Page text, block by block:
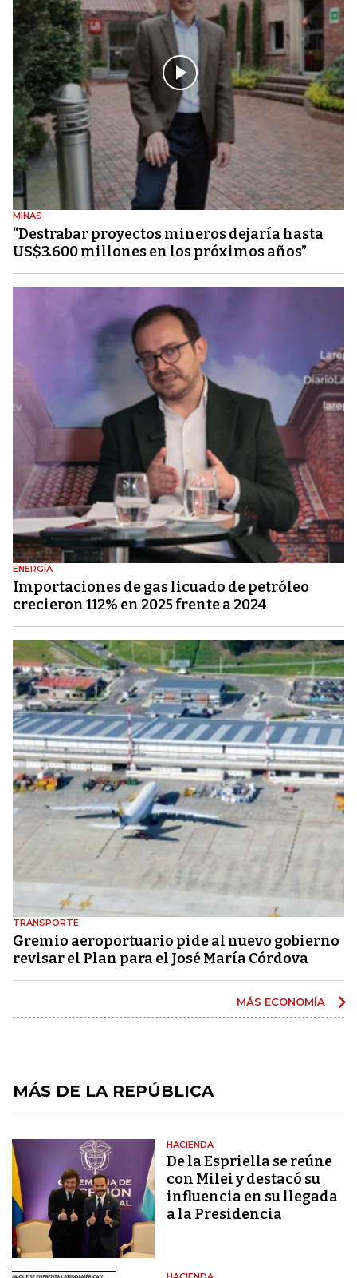
MINAS
“Destrabar proyectos mineros dejaría hasta
US$3.600 millones en los próximos años”
ENERGÍA
Importaciones de gas licuado de petróleo
crecieron 112% en 2025 frente a 2024
TRANSPORTE
Gremio aeroportuario pide al nuevo gobierno
revisar el Plan para el José María Córdova
MÁS ECONOMÍA
MÁS DE LA REPÚBLICA
HACIENDA
De la Espriella se reúne
con Milei y destacó su
influencia en su llegada
a la Presidencia